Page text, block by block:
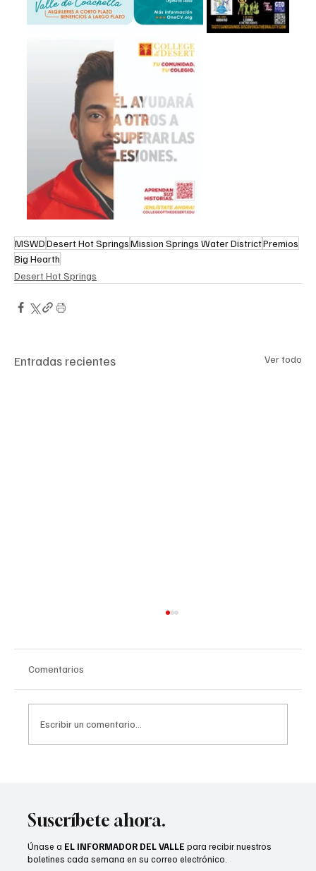
MSWDDesert Hot SpringsMission Springs Water DistrictPremios
Big Hearth
Desert Hot Springs
Entradas recientes Ver todo
Comentarios
Escribir un comentario...
Suscríbete ahora.
Únase a EL INFORMADOR DEL VALLE para recibir nuestros
boletines cada semana en su correo electrónico.